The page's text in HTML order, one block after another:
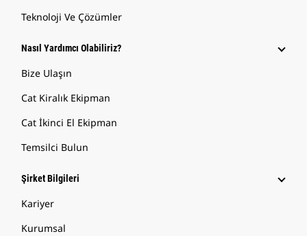
Teknoloji Ve Çözümler
Nasıl Yardımcı Olabiliriz?
Bize Ulaşın
Cat Kiralık Ekipman
Cat İkinci El Ekipman
Temsilci Bulun
Şirket Bilgileri
Kariyer
Kurumsal